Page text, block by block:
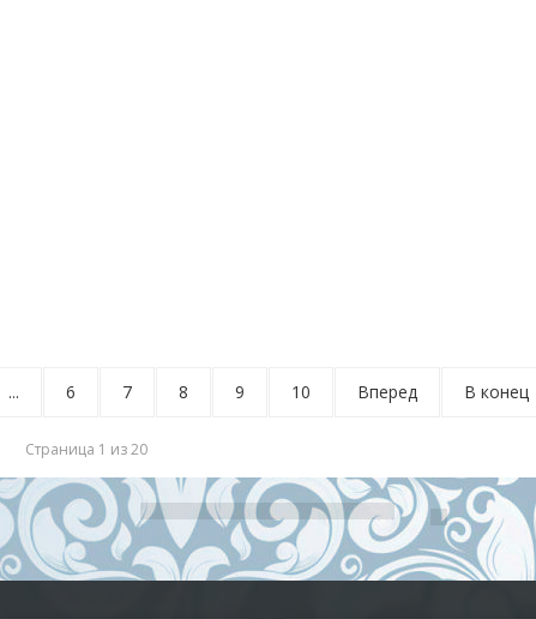
Страница 1 из 20
... 6 7 8 9 10 Вперед В конец